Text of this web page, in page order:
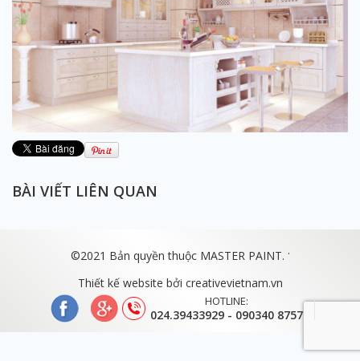
BÀI VIẾT LIÊN QUAN
©2021 Bản quyền thuộc MASTER PAINT. .
Thiết kế website bởi creativevietnam.vn
HOTLINE:
024.39433929 - 090340 8757